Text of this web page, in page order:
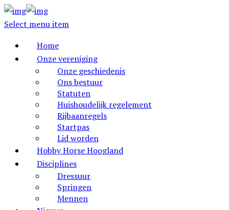
Select menu item
Home
Onze vereniging
Onze geschiedenis
Ons bestuur
Statuten
Huishoudelijk regelement
Rijbaanregels
Startpas
Lid worden
Hobby Horse Hoogland
Disciplines
Dressuur
Springen
Mennen